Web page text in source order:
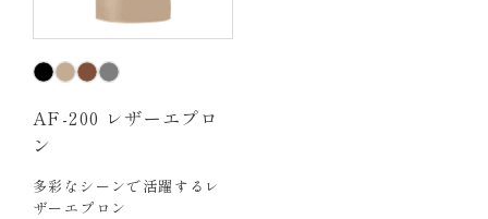
AF-200 レザーエプロ
ン
多彩なシーンで活躍するレ
ザーエプロン